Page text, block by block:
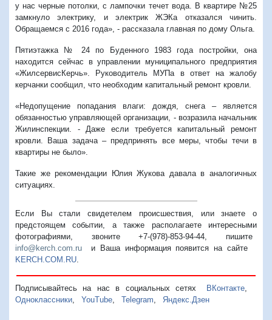
у нас черные потолки, с лампочки течет вода. В квартире №25
замкнуло электрику, и электрик ЖЭКа отказался чинить.
Обращаемся с 2016 года», - рассказала главная по дому Ольга.
Пятиэтажка № 24 по Буденного 1983 года постройки, она
находится сейчас в управлении муниципального предприятия
«ЖилсервисКерчь». Руководитель МУПа в ответ на жалобу
керчанки сообщил, что необходим капитальный ремонт кровли.
«Недопущение попадания влаги: дождя, снега – является
обязанностью управляющей организации, - возразила начальник
Жилинспекции. - Даже если требуется капитальный ремонт
кровли. Ваша задача – предпринять все меры, чтобы течи в
квартиры не было».
Такие же рекомендации Юлия Жукова давала в аналогичных
ситуациях.
Если Вы стали свидетелем происшествия, или знаете о
предстоящем событии, а также располагаете интересными
фотографиями, звоните +7-(978)-853-94-44, пишите
info@kerch.com.ru и Ваша информация появится на сайте
KERCH.COM.RU
Подписывайтесь на нас в социальных сетях ВКонтакте,
Одноклассники
YouTube Telegram Яндекс.Дзен